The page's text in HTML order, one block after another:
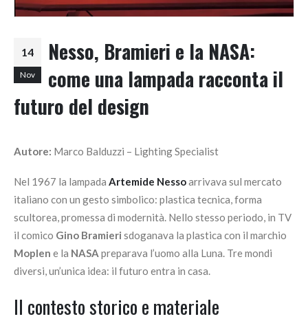
14
Nov
Nesso, Bramieri e la NASA:
come una lampada racconta il
futuro del design
Autore: Marco Balduzzi – Lighting Specialist
Nel 1967 la lampada Artemide Nessoarrivava sul mercato
italiano con un gesto simbolico: plastica tecnica, forma
scultorea, promessa di modernità. Nello stesso periodo, in TV
il comico Gino Bramieri sdoganava la plastica con il marchio
Moplen e la NASA preparava l’uomo alla Luna. Tre mondi
diversi, un’unica idea: il futuro entra in casa.
Il contesto storico e materiale